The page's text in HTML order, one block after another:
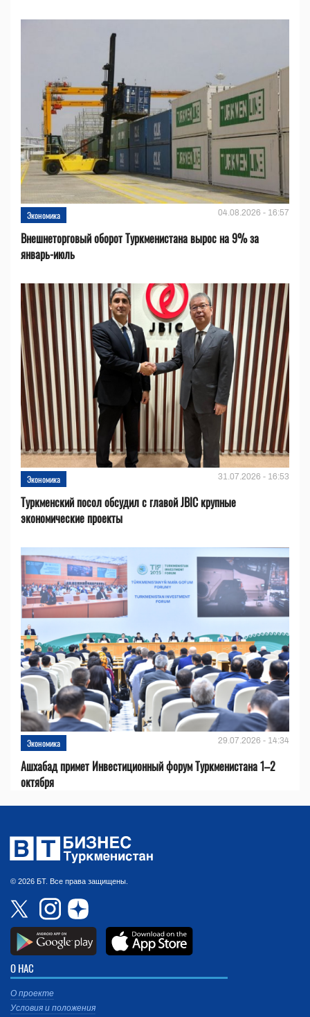
Экономика 04.08.2026 - 16:57
Внешнеторговый оборот Туркменистана вырос на 9% за
январь-июль
Экономика 31.07.2026 - 16:53
Туркменский посол обсудил с главой JBIC крупные
экономические проекты
Экономика 29.07.2026 - 14:34
Ашхабад примет Инвестиционный форум Туркменистана 1–2
октября
© 2026 БТ. Все права защищены.
О НАС
О проекте
Условия и положения